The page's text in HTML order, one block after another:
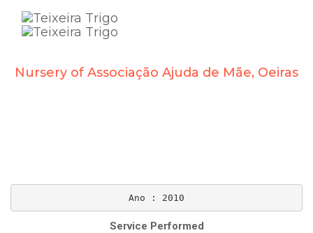
Nursery of Associação Ajuda de Mãe, Oeiras
Ano : 2010
Service Performed